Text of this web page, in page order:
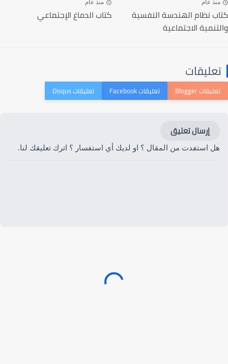
منذ عام
كتاب نظام الهندسة النفسية
والتنمية الاجتماعية
منذ عام
كتاب الدماغ الإجتماعي
تعليقات
إرسال تعليق
هل استفدت من المقال ؟ او لديك أي استفسار ؟ اترك تعليقك لنا.